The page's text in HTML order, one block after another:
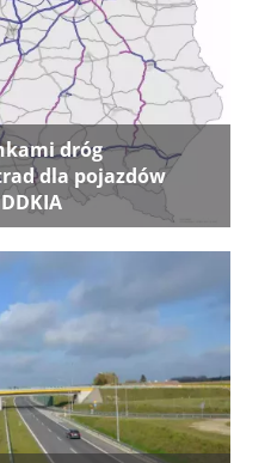
dróg
dla pojazdów